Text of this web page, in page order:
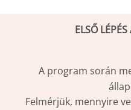
ELSŐ
A program során
Felmérjük, mennyire